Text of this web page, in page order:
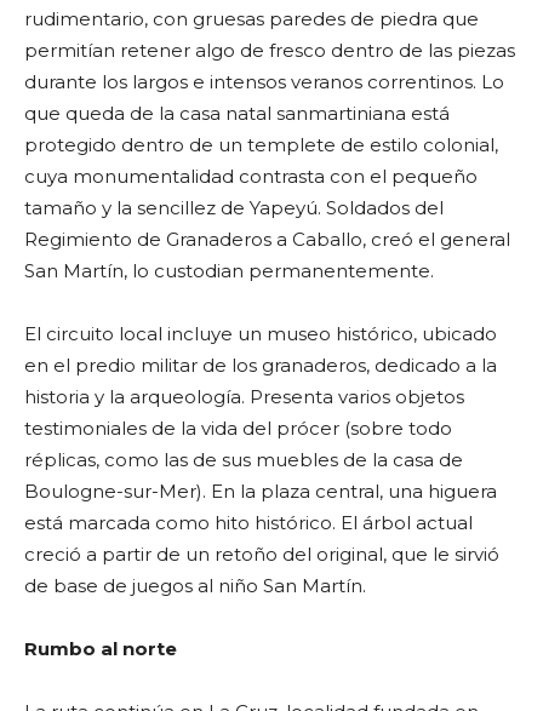
rudimentario, con gruesas paredes de piedra que
permitían retener algo de fresco dentro de las piezas
durante los largos e intensos veranos correntinos. Lo
que queda de la casa natal sanmartiniana está
protegido dentro de un templete de estilo colonial,
cuya monumentalidad contrasta con el pequeño
tamaño y la sencillez de Yapeyú. Soldados del
Regimiento de Granaderos a Caballo, creó el general
San Martín, lo custodian permanentemente.
El circuito local incluye un museo histórico, ubicado
en el predio militar de los granaderos, dedicado a la
historia y la arqueología. Presenta varios objetos
testimoniales de la vida del prócer (sobre todo
réplicas, como las de sus muebles de la casa de
Boulogne-sur-Mer). En la plaza central, una higuera
está marcada como hito histórico. El árbol actual
creció a partir de un retoño del original, que le sirvió
de base de juegos al niño San Martín.
Rumbo al norte